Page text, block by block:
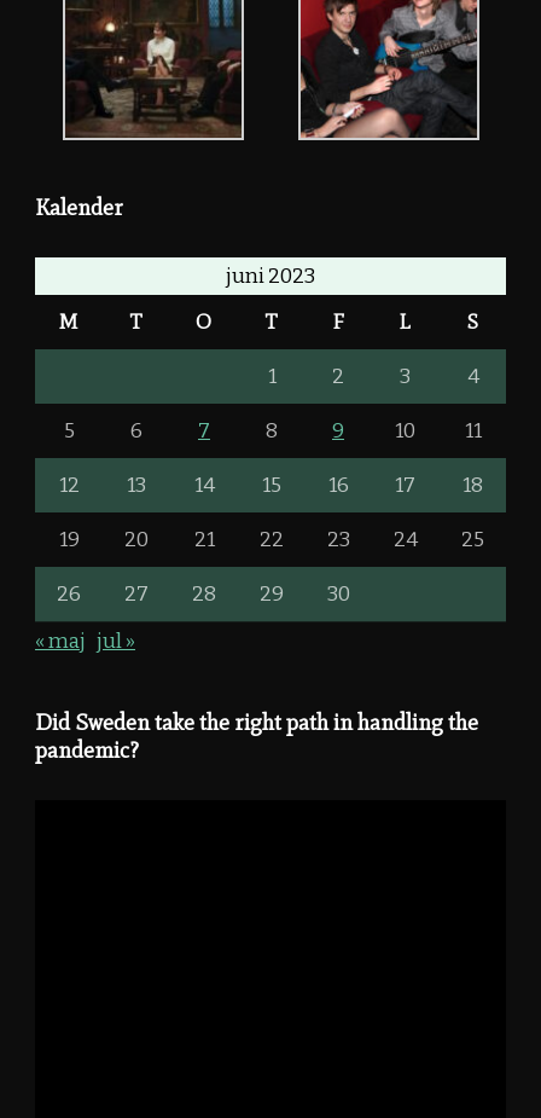
Kalender
juni 2023
M T O T F L S
1 2 3 4
5 6 7 8 9 10 11
12 13 14 15 16 17 18
19 20 21 22 23 24 25
26 27 28 29
30
« maj jul »
Did Sweden take the right path in handling the
pandemic?